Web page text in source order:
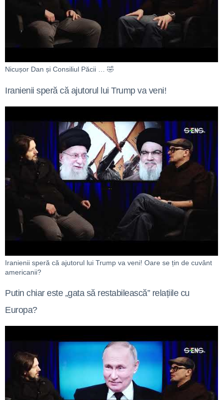
Nicușor Dan și Consiliul Păcii … 🤣
Iranienii speră că ajutorul lui Trump va veni!
Iranienii speră că ajutorul lui Trump va veni! Oare se țin de cuvânt
americanii?
Putin chiar este „gata să restabilească” relațiile cu
Europa?